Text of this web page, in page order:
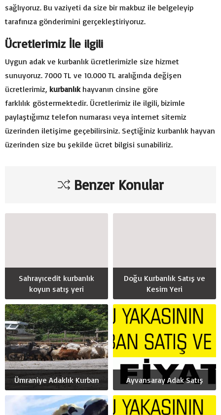
sağlıyoruz. Bu vaziyeti da size bir makbuz ile belgeleyip
tarafınıza gönderimini gerçekleştiriyoruz.
Ücretlerimiz İle ilgili
Uygun adak ve kurbanlık ücretlerimizle size hizmet
sunuyoruz. 7000 TL ve 10.000 TL aralığında değişen
ücretlerimiz, kurbanlıkhayvanın cinsine göre
farklılık göstermektedir. Ücretlerimiz ile ilgili, bizimle
paylaştığımız telefon numarası veya internet sitemiz
üzerinden iletişime geçebilirsiniz. Seçtiğiniz kurbanlık hayvan
üzerinden size bu şekilde ücret bilgisi sunabiliriz.
Benzer Konular
Sahrayıcedit kurbanlık
koyun satış yeri
Doğu Kurbanlık Satış ve
Kesim Yeri
Ümraniye Adaklık Kurban Ayvansaray Adak Satış